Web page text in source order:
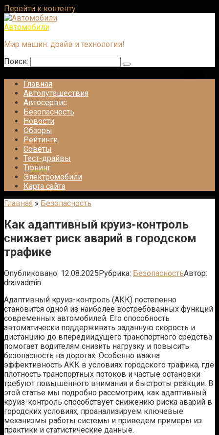
Перейти к контенту
Автомобили
Мир машин: драйв и технологии!
Поиск:
Главная
Автопутешествия
Автосервис
Безопасность
Новости
Обзоры
Рейтинги
Советы
Тест-драйвы
Тюнинг
Электромобили
Карта сайта
Главная » Безопасность
Как адаптивный круиз-контроль
снижает риск аварий в городском
трафике
Опубликовано: 12.08.2025Рубрика: БезопасностьАвтор:
draivadmin
Адаптивный круиз-контроль (АКК) постепенно
становится одной из наиболее востребованных функций
современных автомобилей. Его способность
автоматически поддерживать заданную скорость и
дистанцию до впередиидущего транспортного средства
помогает водителям снизить нагрузку и повысить
безопасность на дорогах. Особенно важна
эффективность АКК в условиях городского трафика, где
плотность транспортных потоков и частые остановки
требуют повышенного внимания и быстроты реакции. В
этой статье мы подробно рассмотрим, как адаптивный
круиз-контроль способствует снижению риска аварий в
городских условиях, проанализируем ключевые
механизмы работы системы и приведем примеры из
практики и статистические данные.